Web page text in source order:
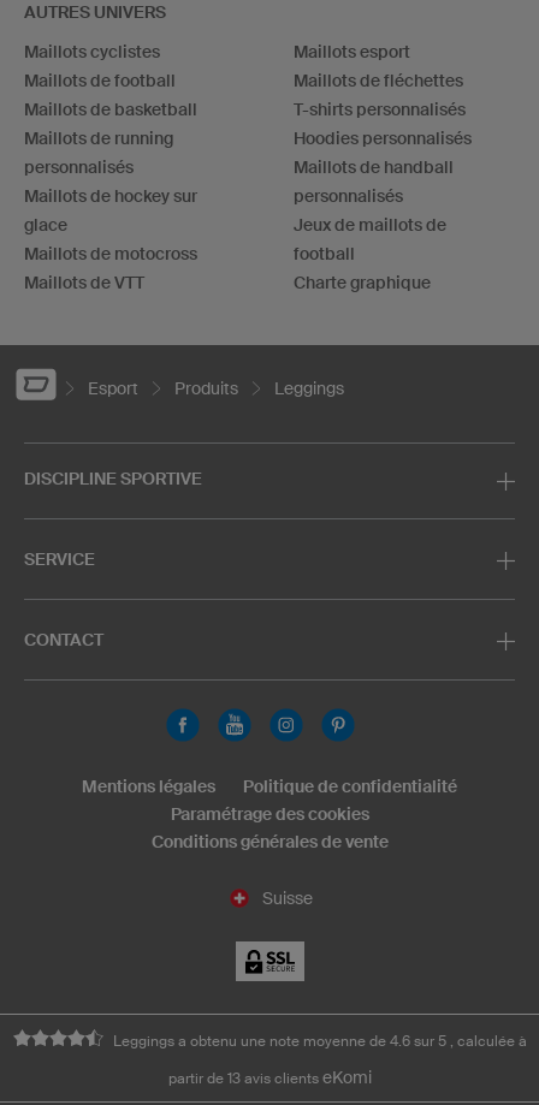
AUTRES UNIVERS
Maillots cyclistes
Maillots de football
Maillots de basketball
Maillots de running
personnalisés
Maillots de hockey sur
glace
Maillots de motocross
Maillots de VTT
Maillots esport
Maillots de fléchettes
T-shirts personnalisés
Hoodies personnalisés
Maillots de handball
personnalisés
Jeux de maillots de
football
Charte graphique
Esport Produits Leggings
DISCIPLINE SPORTIVE
SERVICE
CONTACT
Suisse
Mentions légales
Politique de confidentialité
Paramétrage des cookies
Conditions générales de vente
Leggings a obtenu une note moyenne de 4.6 sur 5 , calculée à
partir de 13 avis clients eKomi